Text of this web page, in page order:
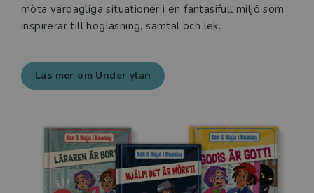
möta vardagliga situationer i en fantasifull miljö som
inspirerar till högläsning, samtal och lek.
Läs mer om Under ytan